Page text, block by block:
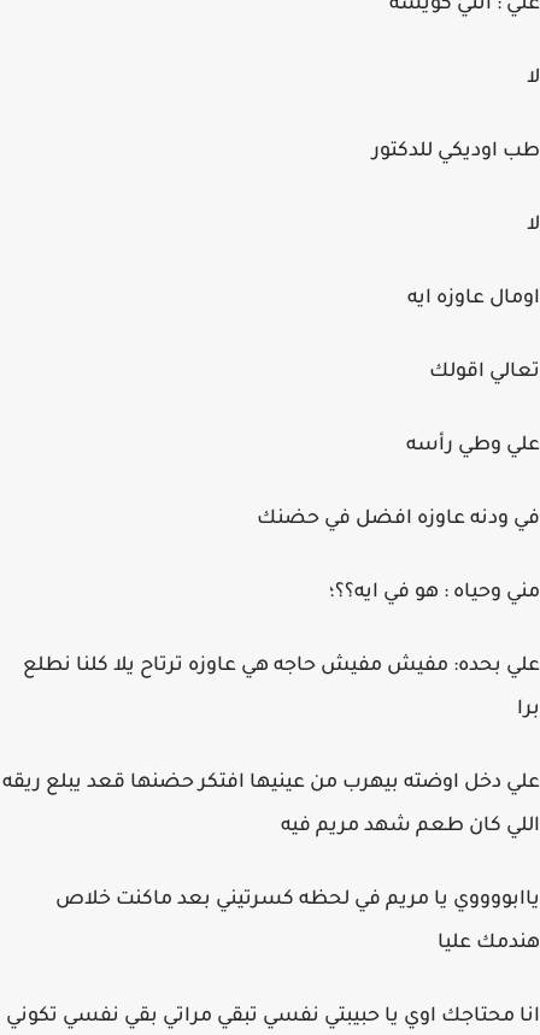
علي : انتي كويسه
لا
طب اوديكي للدكتور
لا
اومال عاوزه ايه
تعالي اقولك
علي وطي رأسه
في ودنه عاوزه افضل في حضنك
مني وحياه : هو في ايه؟؟؛
علي بحده: مفيش مفيش حاجه هي عاوزه ترتاح يلا كلنا نطلع
برا
علي دخل اوضته بيهرب من عينيها افتكر حضنها قعد يبلع ريقه
اللي كان طعم شهد مريم فيه
ياابووووي يا مريم في لحظه كسرتيني بعد ماكنت خلاص
هندمك عليا
انا محتاجك اوي يا حبيبتي نفسي تبقي مراتي بقي نفسي تكوني